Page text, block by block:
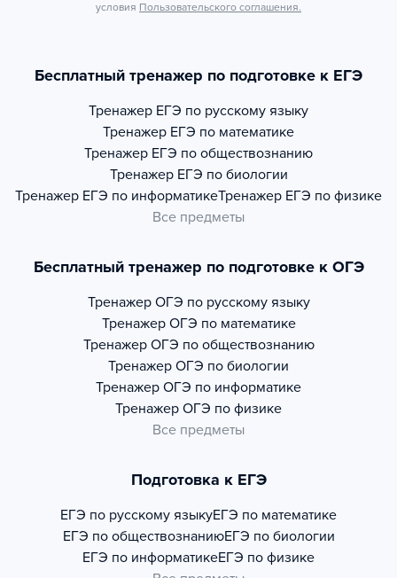
условия Пользовательского соглашения.
Бесплатный тренажер по подготовке к ЕГЭ
Тренажер ЕГЭ по русскому языку
Тренажер ЕГЭ по математике
Тренажер ЕГЭ по обществознанию
Тренажер ЕГЭ по биологии
Тренажер ЕГЭ по информатикеТренажер ЕГЭ по физике
Все предметы
Бесплатный тренажер по подготовке к ОГЭ
Тренажер ОГЭ по русскому языку
Тренажер ОГЭ по математике
Тренажер ОГЭ по обществознанию
Тренажер ОГЭ по биологии
Тренажер ОГЭ по информатике
Тренажер ОГЭ по физике
Все предметы
Подготовка к ЕГЭ
ЕГЭ по русскому языкуЕГЭ по математике
ЕГЭ по обществознаниюЕГЭ по биологии
ЕГЭ по информатикеЕГЭ по физике